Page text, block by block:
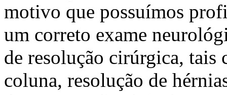
motivo que possuímos
um correto exame
de resolução cirúrgica, tais
coluna, resolução de